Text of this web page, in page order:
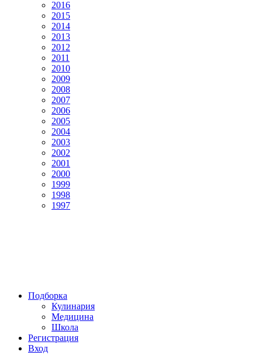
2016
2015
2014
2013
2012
2011
2010
2009
2008
2007
2006
2005
2004
2003
2002
2001
2000
1999
1998
1997
Подборка
Кулинария
Медицина
Школа
Регистрация
Вход